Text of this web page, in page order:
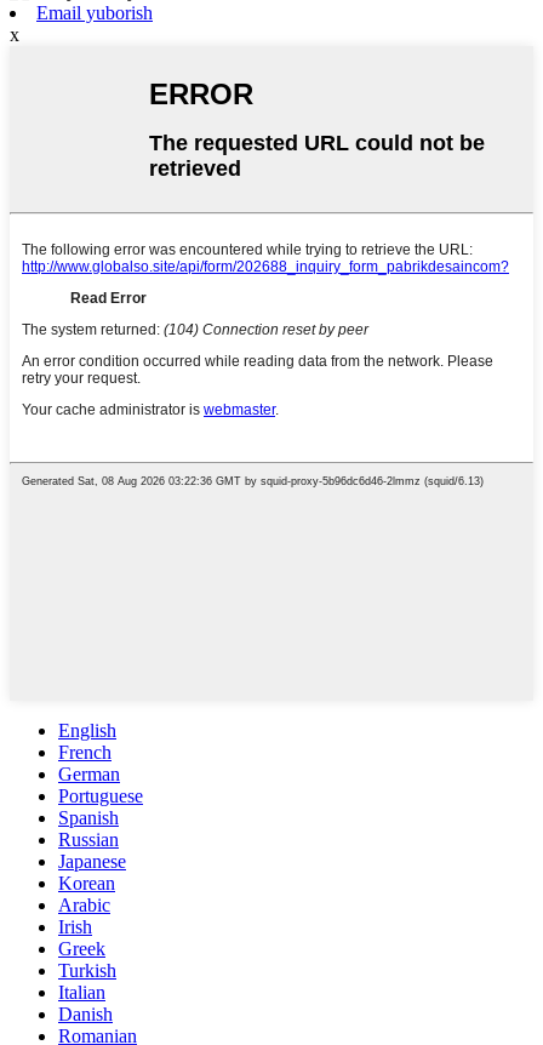
Email yuborish
x
English
French
German
Portuguese
Spanish
Russian
Japanese
Korean
Arabic
Irish
Greek
Turkish
Italian
Danish
Romanian